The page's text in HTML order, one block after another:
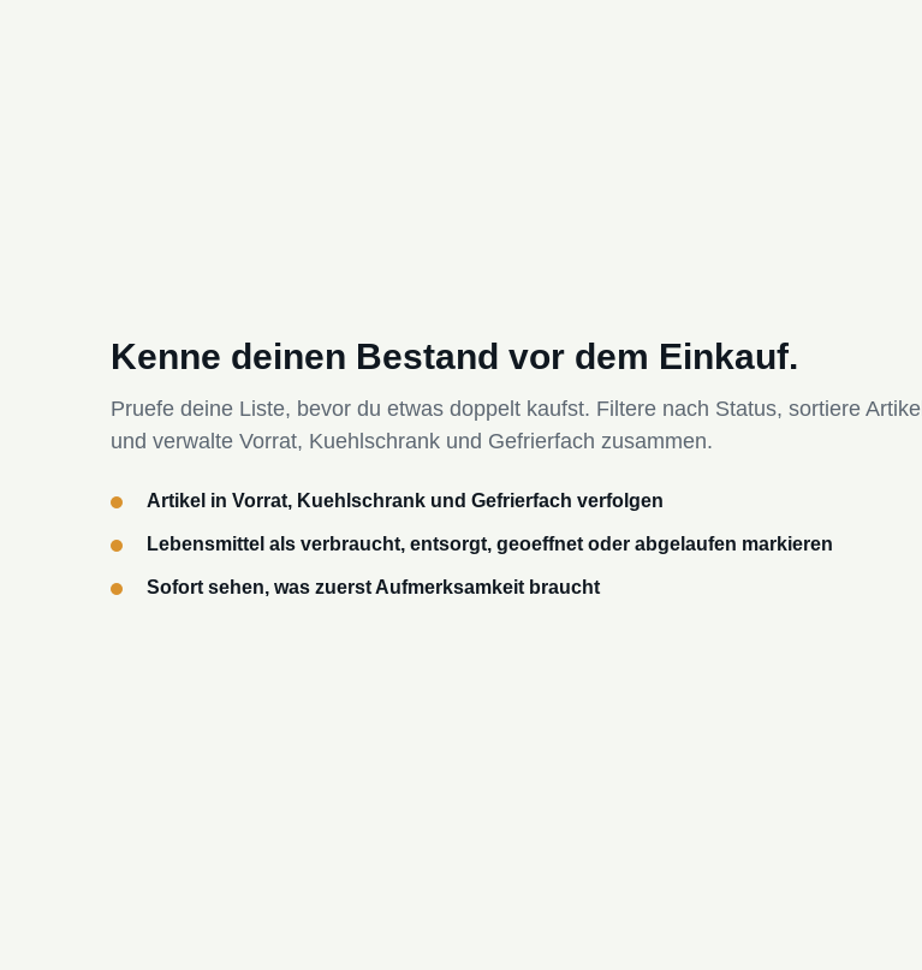
Kenne deinen Bestand vor dem Einkauf.
Pruefe deine Liste, bevor du etwas doppelt kaufst. Filtere nach Status, sortiere Artikel
und verwalte Vorrat, Kuehlschrank und Gefrierfach zusammen.
Artikel in Vorrat, Kuehlschrank und Gefrierfach verfolgen
Lebensmittel als verbraucht, entsorgt, geoeffnet oder abgelaufen markieren
Sofort sehen, was zuerst Aufmerksamkeit braucht